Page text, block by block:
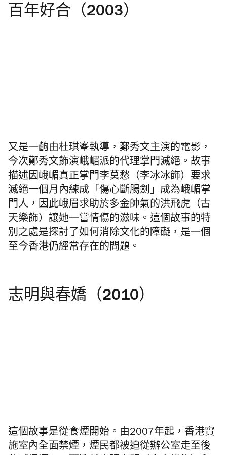
百年好合（2003）
又是一齣由杜琪峯執導，鄭秀文主演的電影，
今次鄭秀文飾演峨嵋派的代理掌門滅絕。故事
描述因峨嵋真正掌門李莫愁（李冰冰飾）要求
滅絕一個月內練成「傷心斷腸劍」成為峨嵋掌
門人，因此峨眉求助於多金帥氣的洪飛虎（古
天樂飾）讓她一嘗情傷的滋味。這個故事的特
別之處是探討了如何消除文化的障礙，是一個
至今香港仍經常存在的問題。
志明與春嬌（2010）
這個故事是從食煙開始。由2007年起，香港實
施室內全面禁煙，煙民都被迫從辦公室走至後